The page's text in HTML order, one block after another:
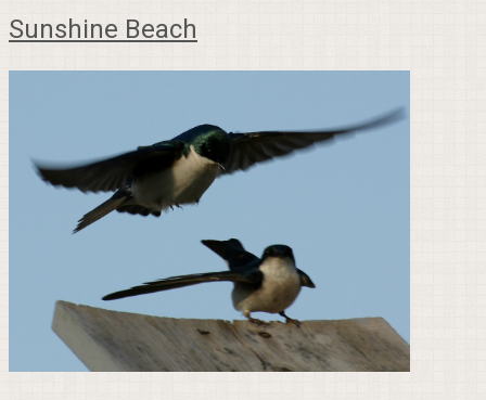
Sunshine Beach